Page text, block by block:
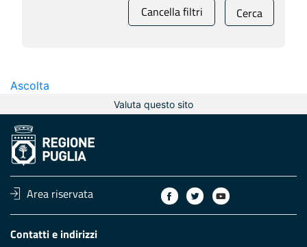
Cancella filtri Cerca
Ascolta
Valuta questo sito
Area riservata
Contatti e indirizzi